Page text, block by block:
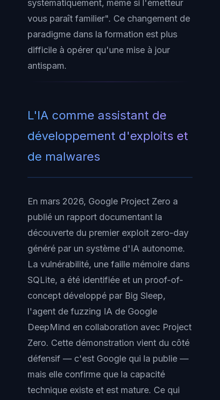
systématiquement, même si l'émetteur
vous paraît familier". Ce changement de
paradigme dans la formation est plus
difficile à opérer qu'une mise à jour
antispam.
L'IA comme assistant de
développement d'exploits et
de malwares
En mars 2026, Google Project Zero a
publié un rapport documentant la
découverte du premier exploit zero-day
généré par un système d'IA autonome.
La vulnérabilité, une faille mémoire dans
SQLite, a été identifiée et un proof-of-
concept développé par Big Sleep,
l'agent de fuzzing IA de Google
DeepMind en collaboration avec Project
Zero. Cette démonstration vient du côté
défensif — c'est Google qui la publie —
mais elle confirme que la capacité
technique existe et est mature. Ce qui